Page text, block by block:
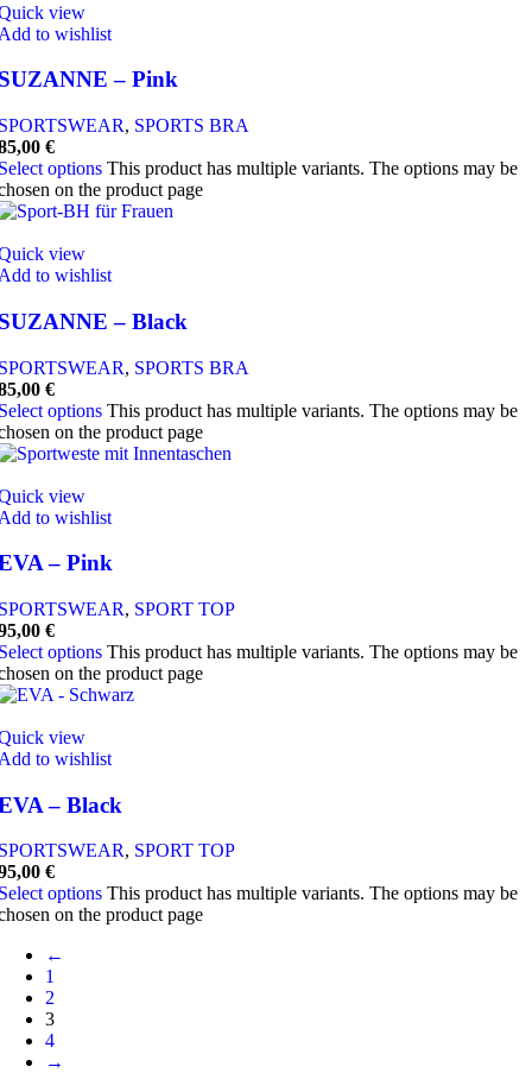
view
to wishlist
– Pink
, SPORTS BRA
€
options This product has multiple variants. The options may be
on the product page
view
to wishlist
– Black
, SPORTS BRA
€
options This product has multiple variants. The options may be
on the product page
view
to wishlist
– Pink
, SPORT TOP
€
options This product has multiple variants. The options may be
on the product page
view
to wishlist
– Black
, SPORT TOP
€
options This product has multiple variants. The options may be
on the product page
←
1
2
3
4
→